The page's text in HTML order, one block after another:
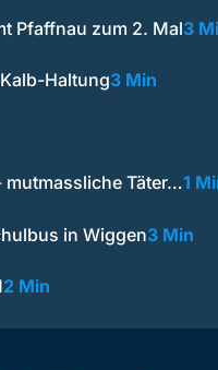
Pfaffnau zum 2. Mal3
Haltung3 Min
mutmassliche Täter…1
in Wiggen3 Min
2 Min